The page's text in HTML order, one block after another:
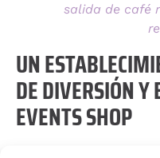
salida de café
UN
DE DIVERSIÓN Y
EVENTS SHOP